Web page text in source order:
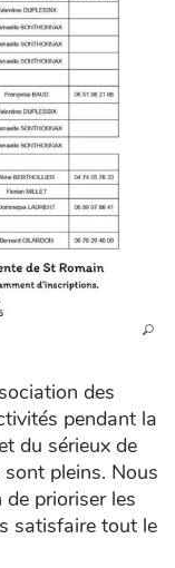
des
pendant la
du sérieux de
pleins. Nous
prioriser les
satisfaire tout le